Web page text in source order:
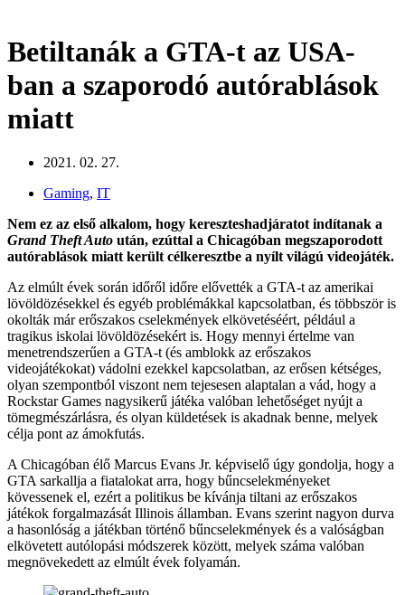
Betiltanák a GTA-t az USA-
ban a szaporodó autórablások
miatt
2021. 02. 27.
Gaming, IT
Nem ez az első alkalom, hogy kereszteshadjáratot indítanak a
Grand Theft Auto után, ezúttal a Chicagóban megszaporodott
autórablások miatt került célkeresztbe a nyílt világú videojáték.
Az elmúlt évek során időről időre elővették a GTA-t az amerikai
lövöldözésekkel és egyéb problémákkal kapcsolatban, és többször is
okolták már erőszakos cselekmények elkövetéséért, például a
tragikus iskolai lövöldözésekért is. Hogy mennyi értelme van
menetrendszerűen a GTA-t (és amblokk az erőszakos
videojátékokat) vádolni ezekkel kapcsolatban, az erősen kétséges,
olyan szempontból viszont nem tejesesen alaptalan a vád, hogy a
Rockstar Games nagysikerű játéka valóban lehetőséget nyújt a
tömegmészárlásra, és olyan küldetések is akadnak benne, melyek
célja pont az ámokfutás.
A Chicagóban élő Marcus Evans Jr. képviselő úgy gondolja, hogy a
GTA sarkallja a fiatalokat arra, hogy bűncselekményeket
kövessenek el, ezért a politikus be kívánja tiltani az erőszakos
játékok forgalmazását Illinois államban. Evans szerint nagyon durva
a hasonlóság a játékban történő bűncselekmények és a valóságban
elkövetett autólopási módszerek között, melyek száma valóban
megnövekedett az elmúlt évek folyamán.